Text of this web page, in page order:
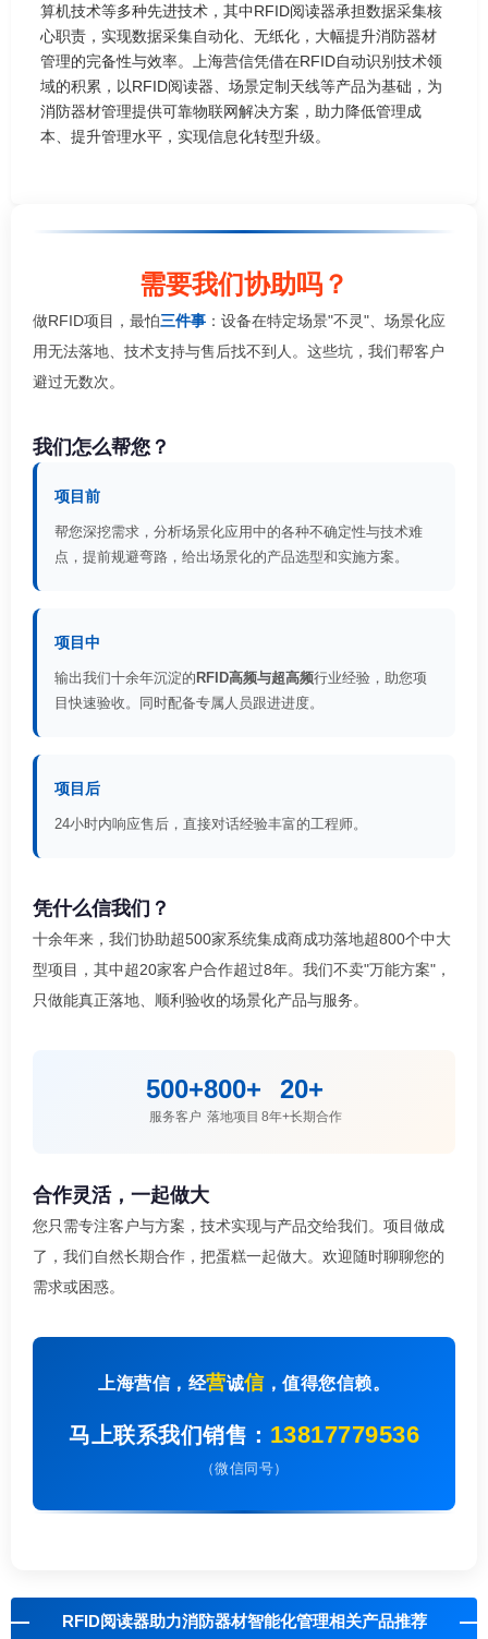
算机技术等多种先进技术，其中RFID阅读器承担数据采集核
心职责，实现数据采集自动化、无纸化，大幅提升消防器材
管理的完备性与效率。上海营信凭借在RFID自动识别技术领
域的积累，以RFID阅读器、场景定制天线等产品为基础，为
消防器材管理提供可靠物联网解决方案，助力降低管理成
本、提升管理水平，实现信息化转型升级。
需要我们协助吗？
做RFID项目，最怕三件事 ：设备在特定场景"不灵"、场景化应
用无法落地、技术支持与售后找不到人。这些坑，我们帮客户
避过无数次。
我们怎么帮您？
项目前
帮您深挖需求，分析场景化应用中的各种不确定性与技术难
点，提前规避弯路，给出场景化的产品选型和实施方案。
项目中
输出我们十余年沉淀的 RFID高频与超高频行业经验，助您项
目快速验收。同时配备专属人员跟进进度。
项目后
24小时内响应售后，直接对话经验丰富的工程师。
凭什么信我们？
十余年来，我们协助超500家系统集成商成功落地超800个中大
型项目，其中超20家客户合作超过8年。我们不卖"万能方案"，
只做能真正落地、顺利验收的场景化产品与服务。
500+
服务客户
800+
落地项目
20+
8年+长期合作
合作灵活，一起做大
您只需专注客户与方案，技术实现与产品交给我们。项目做成
了，我们自然长期合作，把蛋糕一起做大。欢迎随时聊聊您的
需求或困惑。
上海营信，经营诚信，值得您信赖。
马上联系我们销售： 13817779536
（微信同号）
RFID阅读器助力消防器材智能化管理相关产品推荐